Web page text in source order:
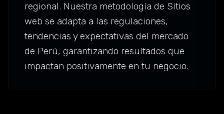
regional. Nuestra metodología de Sitios
web se adapta a las regulaciones,
tendencias y expectativas del mercado
de Perú, garantizando resultados que
impactan positivamente en tu negocio.